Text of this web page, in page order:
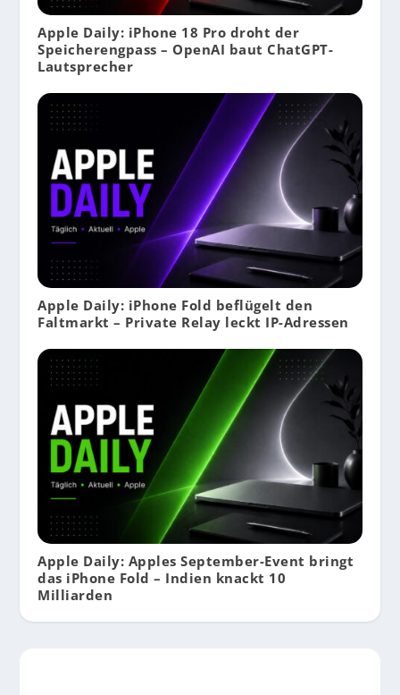
Apple Daily: iPhone 18 Pro droht der
Speicherengpass – OpenAI baut ChatGPT-
Lautsprecher
Apple Daily: iPhone Fold beflügelt den
Faltmarkt – Private Relay leckt IP-Adressen
Apple Daily: Apples September-Event bringt
das iPhone Fold – Indien knackt 10
Milliarden